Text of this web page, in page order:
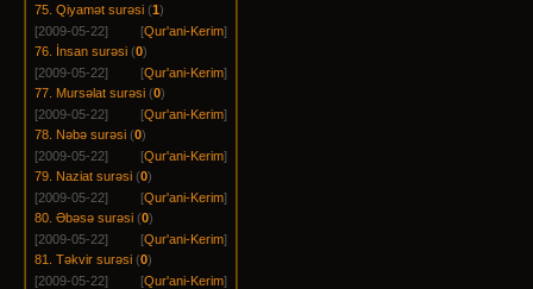
75. Qiyamət surəsi (1)
[2009-05-22]
[Qur'ani-Kerim]
76. İnsan surəsi (0)
[2009-05-22]
[Qur'ani-Kerim]
77. Mursəlat surəsi (0)
[2009-05-22]
[Qur'ani-Kerim]
78. Nəbə surəsi (0)
[2009-05-22]
[Qur'ani-Kerim]
79. Naziat surəsi (0)
[2009-05-22]
[Qur'ani-Kerim]
80. Əbəsə surəsi (0)
[2009-05-22]
[Qur'ani-Kerim]
81. Təkvir surəsi (0)
[2009-05-22]
[Qur'ani-Kerim]